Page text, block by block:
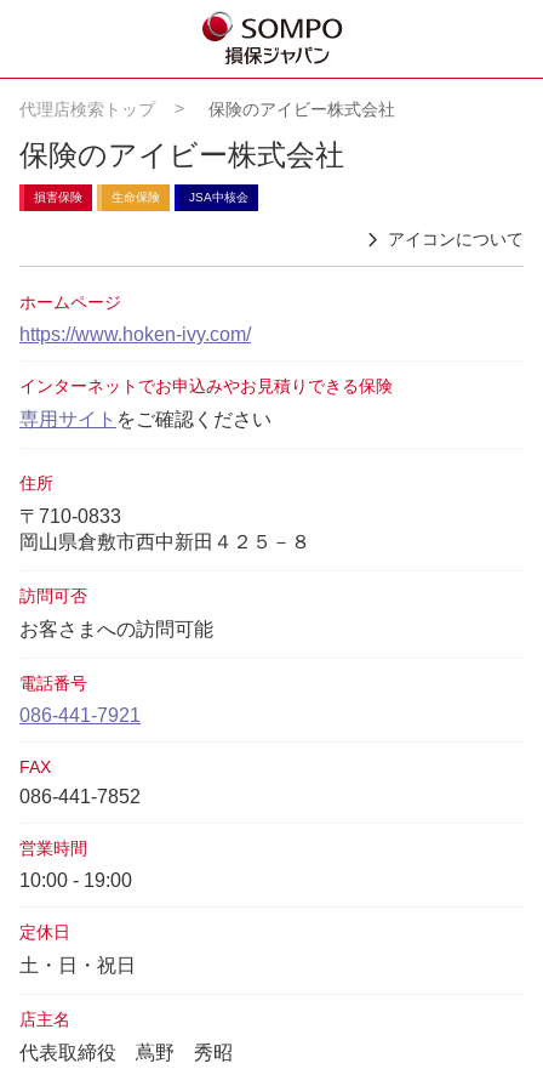
代理店検索トップ 保険のアイビー株式会社
保険のアイビー株式会社
損害保険 生命保険 JSA中核会
アイコンについて
ホームページ
https://www.hoken-ivy.com/
インターネットでお申込みやお見積りできる保険
専用サイト をご確認ください
住所
〒710-0833
岡山県倉敷市西中新田４２５－８
訪問可否
お客さまへの訪問可能
電話番号
086-441-7921
FAX
086-441-7852
営業時間
10:00 - 19:00
定休日
土・日・祝日
店主名
代表取締役 蔦野 秀昭